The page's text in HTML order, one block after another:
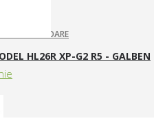
/ LANSATOARE
HL26R XP-G2 R5 - GALBEN